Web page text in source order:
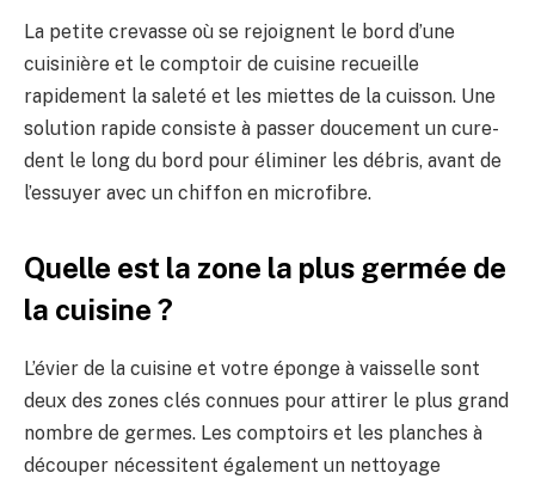
La petite crevasse où se rejoignent le bord d’une
cuisinière et le comptoir de cuisine recueille
rapidement la saleté et les miettes de la cuisson. Une
solution rapide consiste à passer doucement un cure-
dent le long du bord pour éliminer les débris, avant de
l’essuyer avec un chiffon en microfibre.
Quelle est la zone la plus germée de
la cuisine ?
L’évier de la cuisine et votre éponge à vaisselle sont
deux des zones clés connues pour attirer le plus grand
nombre de germes. Les comptoirs et les planches à
découper nécessitent également un nettoyage